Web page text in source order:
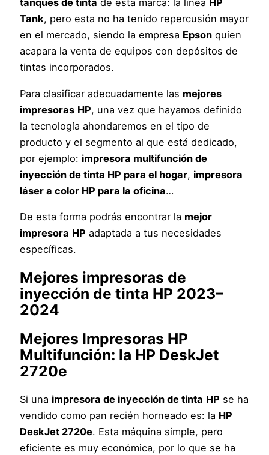
tanques de tinta de esta marca: la línea HP
Tank, pero esta no ha tenido repercusión mayor
en el mercado, siendo la empresa Epson quien
acapara la venta de equipos con depósitos de
tintas incorporados.
Para clasificar adecuadamente las mejores
impresoras HP, una vez que hayamos definido
la tecnología ahondaremos en el tipo de
producto y el segmento al que está dedicado,
por ejemplo: impresora multifunción de
inyección de tinta HP para el hogar, impresora
láser a color HP para la oficina…
De esta forma podrás encontrar la mejor
impresora HP adaptada a tus necesidades
específicas.
Mejores impresoras de
inyección de tinta HP 2023–
2024
Mejores Impresoras HP
Multifunción: la HP DeskJet
2720e
Si una impresora de inyección de tinta HP se ha
vendido como pan recién horneado es: la HP
DeskJet 2720e. Esta máquina simple, pero
eficiente es muy económica, por lo que se ha